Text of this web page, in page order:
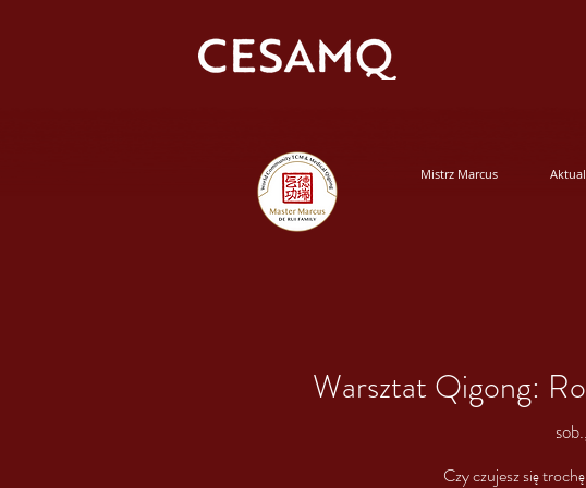
Mistrz Marcus
Warsztat Qigong:
Czy czujesz się